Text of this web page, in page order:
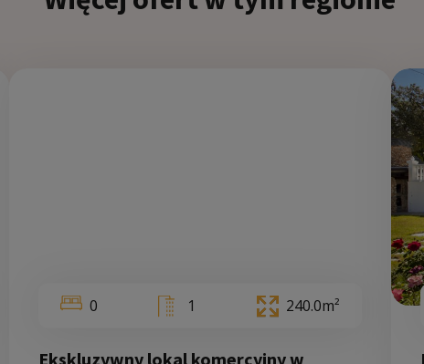
0 1 240.0m²
Ekskluzywny lokal komercyjny w